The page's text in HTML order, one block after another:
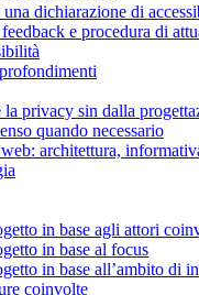
dichiarazione di
e procedura di
la privacy sin dalla
quando necessario
architettura,
in base agli attori
in base al focus
in base all’ambito di
coinvolte